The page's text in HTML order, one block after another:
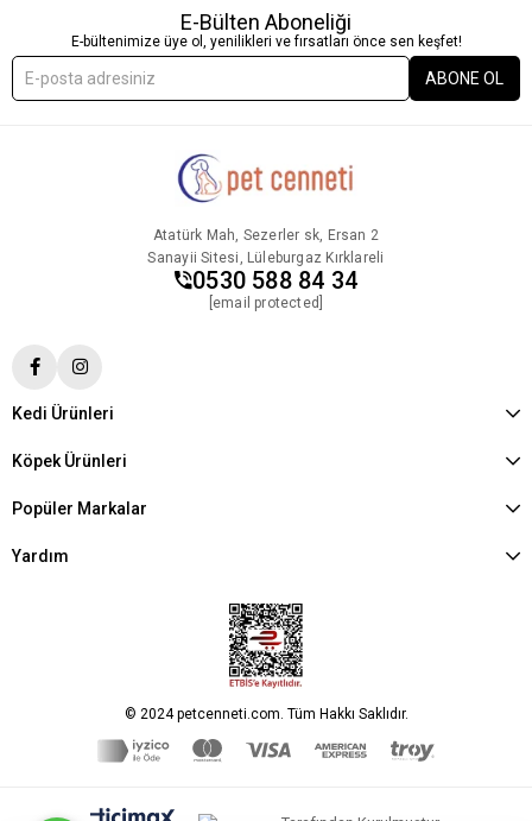
E-Bülten Aboneliği
E-bültenimize üye ol, yenilikleri ve fırsatları önce sen keşfet!
ABONE OL
Atatürk Mah, Sezerler sk, Ersan 2
Sanayii Sitesi, Lüleburgaz Kırklareli
0530 588 84 34
[email protected]
Kedi Ürünleri
Köpek Ürünleri
Popüler Markalar
Yardım
© 2024 petcenneti.com. Tüm Hakkı Saklıdır.